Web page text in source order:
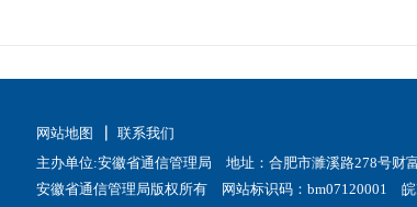
网站地图
联系我们
主办单位:安徽省通信管理局 地址：合肥市濉溪路278号财
安徽省通信管理局版权所有 网站标识码：bm07120001